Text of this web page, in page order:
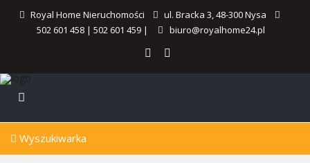
Royal Home Nieruchomości
ul. Bracka 3, 48-300 Nysa
502 601 458| 502 601 459| biuro@royalhome24.pl
Wyszukiwarka